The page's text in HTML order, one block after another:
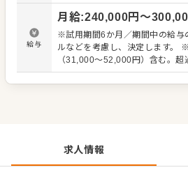
ジ対応など接客全般 ・ドリンク
づけ、清掃 ・予約管理、電話対応 など 入社後
合わせた業務からお任せします
げていきましょう。成長をしっ
経験に関わらず安心してスター
給与
月給:240,000円〜
※試用期間6か月／期間中の給
ルなどを考慮し、決定します。
（31,000～52,000円）含む。超
求人情報